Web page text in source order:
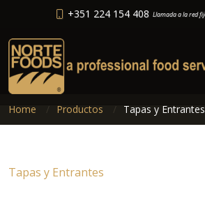
+351 224 154 408 Llamada a la red
Home Productos Tapas y Entrantes
Tapas y Entrantes